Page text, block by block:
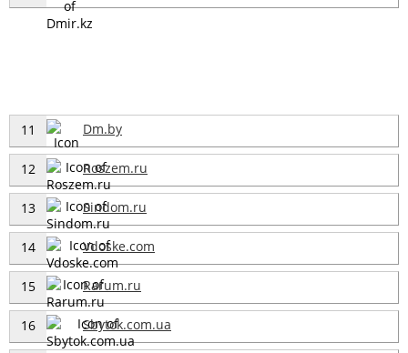
11 Dm.by
12 Roszem.ru
13 Sindom.ru
14 Vdoske.com
15 Rarum.ru
16 Sbytok.com.ua